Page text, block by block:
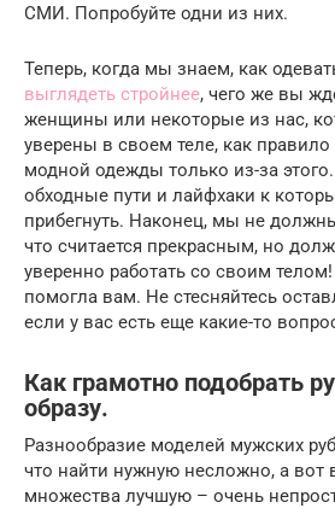
СМИ. Попробуйте одни из них.
Теперь, когда мы знаем, как
выглядеть стройнее, чего же вы
женщины или некоторые из нас,
уверены в своем теле, как
модной одежды только из-за этого.
обходные пути и лайфхаки к
прибегнуть. Наконец, мы не
что считается прекрасным, но
уверенно работать со своим
помогла вам. Не стесняйтесь
если у вас есть еще какие-то
Как грамотно подобрать
образу.
Разнообразие моделей мужских
что найти нужную несложно, а вот
множества лучшую – очень